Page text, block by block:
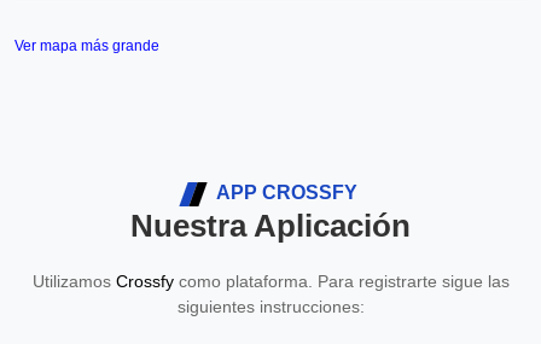
Ver mapa más grande
APP CROSSFY
Nuestra Aplicación
Utilizamos Crossfycomo plataforma. Para registrarte sigue las
siguientes instrucciones: